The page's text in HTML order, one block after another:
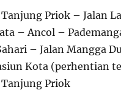
Priok – Jalan
– Ancol –
– Jalan Mangga
Kota (perhentian
Priok